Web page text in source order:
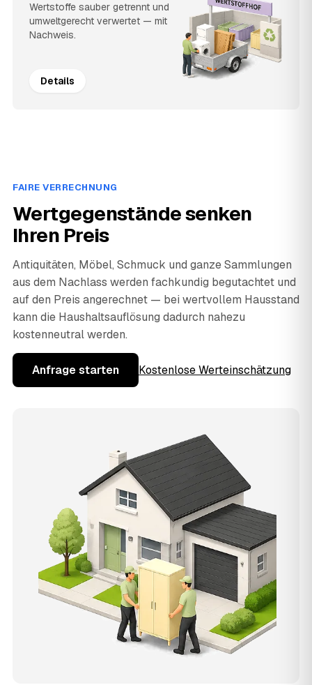
Wertstoffe sauber getrennt und
umweltgerecht verwertet — mit
Nachweis.
Details
FAIRE VERRECHNUNG
Wertgegenstände senken
Ihren Preis
Antiquitäten, Möbel, Schmuck und ganze Sammlungen
aus dem Nachlass werden fachkundig begutachtet und
auf den Preis angerechnet — bei wertvollem Hausstand
kann die Haushaltsauflösung dadurch nahezu
kostenneutral werden.
Anfrage starten Kostenlose Werteinschätzung